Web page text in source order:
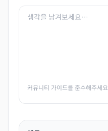
커뮤니티 가이드를 준수해주세요